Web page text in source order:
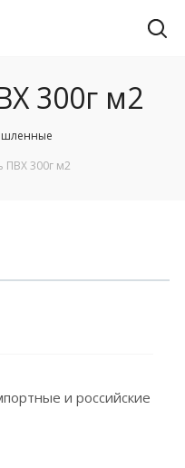
300г м2
ПВХ 300г м2
и российские